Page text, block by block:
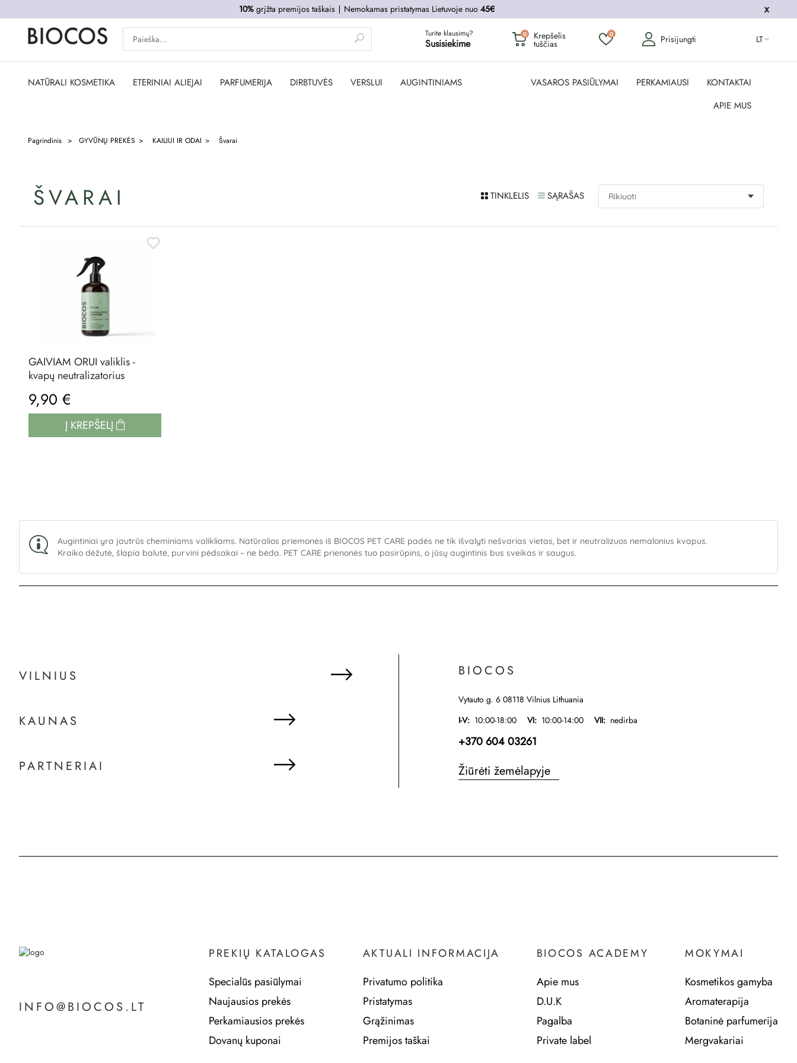
10% grįžta premijos taškais ∣ Nemokamas pristatymas Lietuvoje nuo45€
Turite klausimų?
Susisiekime
0 Krepšelis
tuščias
0 Prisijungti LT
NATŪRALI KOSMETIKA ETERINIAI ALIEJAI PARFUMERIJA DIRBTUVĖS VERSLUI AUGINTINIAMS VASAROS PASIŪLYMAI PERKAMIAUSI
KONTAKTAI
APIE MUS
Pagrindinis GYVŪNŲ PREKĖS KAILIUI IR ODAI Švarai
ŠVARAI TINKLELIS SĄRAŠAS
GAIVIAM ORUI valiklis -
kvapų neutralizatorius
9,90 €
Į KREPŠELĮ
Augintiniai yra jautrūs cheminiams valikliams. Natūralios priemonės iš BIOCOS PET CARE padės ne tik išvalyti nešvarias vietas, bet ir neutralizuos nemalonius kvapus.
Kraiko dėžutė, šlapia balutė, purvini pėdsakai – ne bėda. PET CARE prienonės tuo pasirūpins, o jūsų augintinis bus sveikas ir saugus.
VILNIUS
KAUNAS
PARTNERIAI
BIOCOS
Vytauto g. 6 08118 Vilnius Lithuania
I-V: 10:00-18:00 VI: 10:00-14:00 VII: nedirba
+370 604 03261
Žiūrėti žemėlapyje
INFO@BIOCOS.LT
PREKIŲ KATALOGAS
Specialūs pasiūlymai
Naujausios prekės
Perkamiausios prekės
Dovanų kuponai
AKTUALI INFORMACIJA
Privatumo politika
Pristatymas
Grąžinimas
Premijos taškai
BIOCOS ACADEMY
Apie mus
D.U.K
Pagalba
Private label
MOKYMAI
Kosmetikos gamyba
Aromaterapija
Botaninė parfumerija
Mergvakariai